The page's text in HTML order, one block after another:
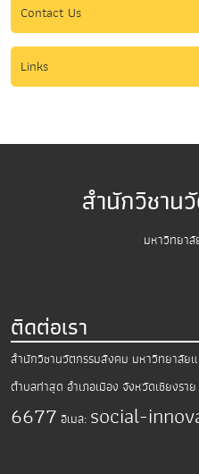
Contact Us
Links
สำนักวิชาน
มหาวิทยา
ติดต่อเรา
สำนักวิชานวัตกรรมสังคม มหาวิทยาลัย
ตำบลท่าสุด อำเภอเมือง จังหวัดเชียงรา
6677 อีเมล: social-